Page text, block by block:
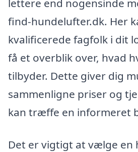
lettere end nogensinde
find-hundelufter.dk. Her
kvalificerede fagfolk i dit
få et overblik over, hvad
tilbyder. Dette giver dig
sammenligne priser og
kan træffe en informeret
Det er vigtigt at vælge en